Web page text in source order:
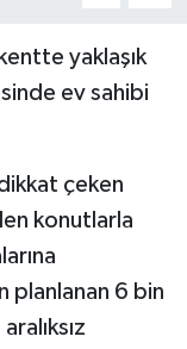
yaklaşık
ev sahibi
dikkat çeken
konutlarla
planlanan 6 bin